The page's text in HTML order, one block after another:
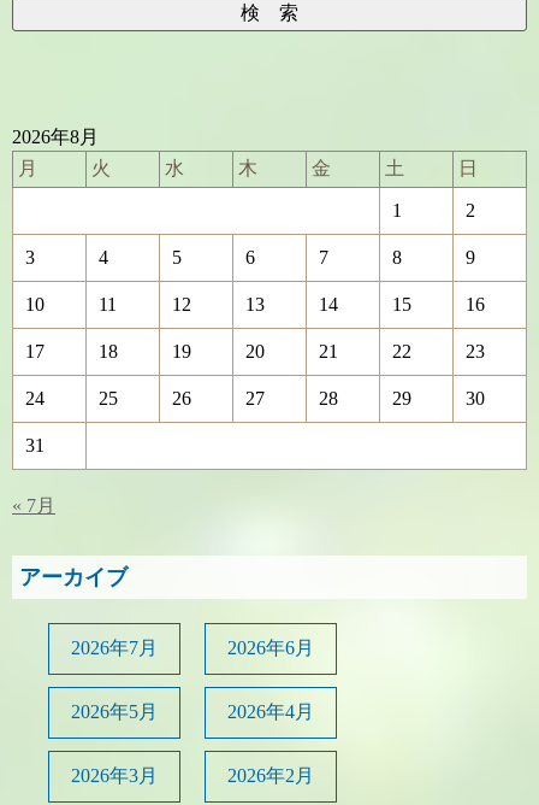
2026年8月
月
火 水 木 金 土 日
1 2
3 4 5 6 7 8 9
10 11 12 13 14 15 16
17 18 19 20 21 22 23
24 25 26 27 28 29 30
31
« 7月
アーカイブ
2026年7月 2026年6月
2026年5月 2026年4月
2026年3月 2026年2月